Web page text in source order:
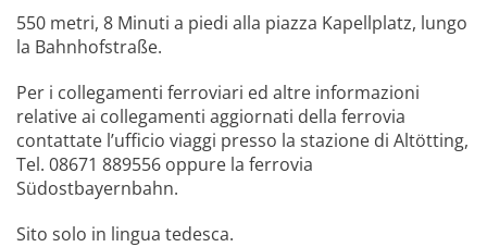
550 metri, 8 Minuti a piedi alla piazza Kapellplatz, lungo
la Bahnhofstraße.
Per i collegamenti ferroviari ed altre informazioni
relative ai collegamenti aggiornati della ferrovia
contattate l’ufficio viaggi presso la stazione di Altötting,
Tel. 08671 889556 oppure la ferrovia
Südostbayernbahn.
Sito solo in lingua tedesca.